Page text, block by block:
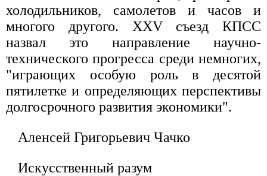
холодильников, самолетов и часов и
многого другого. XXV съезд КПСС
назвал это направление научно-
технического прогресса среди немногих,
"играющих особую роль в десятой
пятилетке и определяющих перспективы
долгосрочного развития экономики".
Аленсей Григорьевич Чачко
Искусственный разум